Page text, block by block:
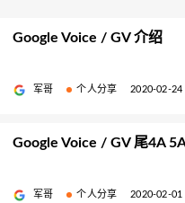
Google Voice / GV 介绍
军哥 个人分享 2020-02-24
Google Voice / GV 尾4A
军哥 个人分享 2020-02-01